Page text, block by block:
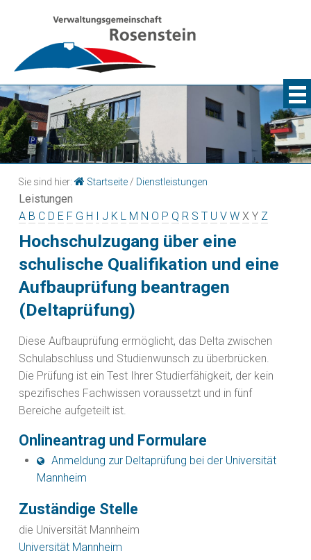
Sie sind hier: Startseite / Dienstleistungen
Leistungen
A B C D E F G H I J K L M N O P Q R S T U V W X Y Z
Hochschulzugang über eine
schulische Qualifikation und eine
Aufbauprüfung beantragen
(Deltaprüfung)
Diese Aufbauprüfung ermöglicht, das Delta zwischen
Schulabschluss und Studienwunsch zu überbrücken.
Die Prüfung ist ein Test Ihrer Studierfähigkeit, der kein
spezifisches Fachwissen voraussetzt und in fünf
Bereiche aufgeteilt ist.
Onlineantrag und Formulare
Anmeldung zur Deltaprüfung bei der Universität
Mannheim
Zuständige Stelle
die Universität Mannheim
Universität Mannheim